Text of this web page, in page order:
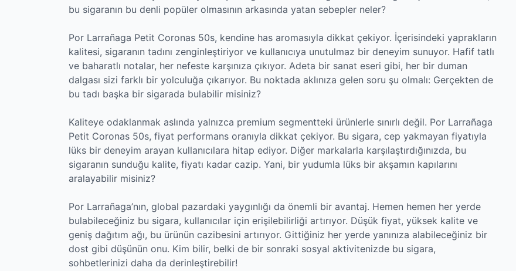
bu sigaranın bu denli popüler olmasının arkasında yatan sebepler neler?
Por Larrañaga Petit Coronas 50s, kendine has aromasıyla dikkat çekiyor. İçerisindeki yaprakların
kalitesi, sigaranın tadını zenginleştiriyor ve kullanıcıya unutulmaz bir deneyim sunuyor. Hafif tatlı
ve baharatlı notalar, her nefeste karşınıza çıkıyor. Adeta bir sanat eseri gibi, her bir duman
dalgası sizi farklı bir yolculuğa çıkarıyor. Bu noktada aklınıza gelen soru şu olmalı: Gerçekten de
bu tadı başka bir sigarada bulabilir misiniz?
Kaliteye odaklanmak aslında yalnızca premium segmentteki ürünlerle sınırlı değil. Por Larrañaga
Petit Coronas 50s, fiyat performans oranıyla dikkat çekiyor. Bu sigara, cep yakmayan fiyatıyla
lüks bir deneyim arayan kullanıcılara hitap ediyor. Diğer markalarla karşılaştırdığınızda, bu
sigaranın sunduğu kalite, fiyatı kadar cazip. Yani, bir yudumla lüks bir akşamın kapılarını
aralayabilir misiniz?
Por Larrañaga’nın, global pazardaki yaygınlığı da önemli bir avantaj. Hemen hemen her yerde
bulabileceğiniz bu sigara, kullanıcılar için erişilebilirliği artırıyor. Düşük fiyat, yüksek kalite ve
geniş dağıtım ağı, bu ürünün cazibesini artırıyor. Gittiğiniz her yerde yanınıza alabileceğiniz bir
dost gibi düşünün onu. Kim bilir, belki de bir sonraki sosyal aktivitenizde bu sigara,
sohbetlerinizi daha da derinleştirebilir!